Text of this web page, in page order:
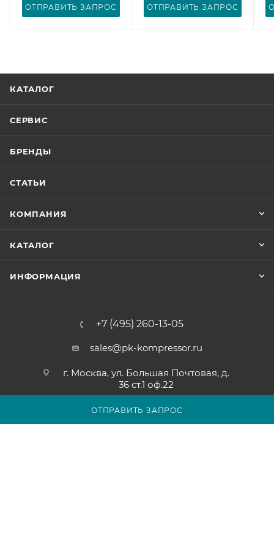
ОТПРАВИТЬ ЗАПРОС
ОТПРАВИТЬ ЗАПРОС ОТПРАВИТЬ ЗАПРОС
КАТАЛОГ
СЕРВИС
БРЕНДЫ
СТАТЬИ
КОМПАНИЯ
КАТАЛОГ
ИНФОРМАЦИЯ
+7 (495) 260-13-05
sales@pk-kompressor.ru
г. Москва, ул. Большая Почтовая, д.
36 ст.1 оф.22